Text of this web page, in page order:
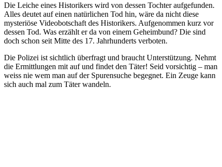
Die Leiche eines Historikers wird von dessen Tochter aufgefunden.
Alles deutet auf einen natürlichen Tod hin, wäre da nicht diese
mysteriöse Videobotschaft des Historikers. Aufgenommen kurz vor
dessen Tod. Was erzählt er da von einem Geheimbund? Die sind
doch schon seit Mitte des 17. Jahrhunderts verboten.
Die Polizei ist sichtlich überfragt und braucht Unterstützung. Nehmt
die Ermittlungen mit auf und findet den Täter! Seid vorsichtig – man
weiss nie wem man auf der Spurensuche begegnet. Ein Zeuge kann
sich auch mal zum Täter wandeln.